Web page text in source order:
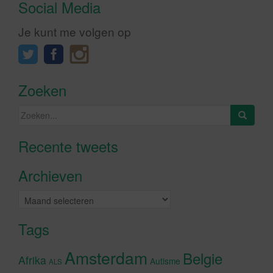
Social Media
Je kunt me volgen op
Zoeken
Zoeken
Recente tweetsKlik om marketing cookies te
Archieven
Archieven
Tags
Afrika ALS Amsterdam Autisme Belgie